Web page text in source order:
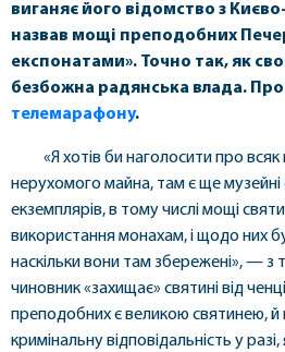
виганяє його відомство з
назвав мощі преподобних
експонатами». Точно так, як
безбожна радянська влада. Про
телемарафону.
«Я хотів би наголосити про
нерухомого майна, там є ще
екземплярів, в тому числі мощі
використання монахам, і щодо них
наскільки вони там збережені», — з
чиновник «захищає» святині від
преподобних є великою святинею,
кримінальну відповідальність у